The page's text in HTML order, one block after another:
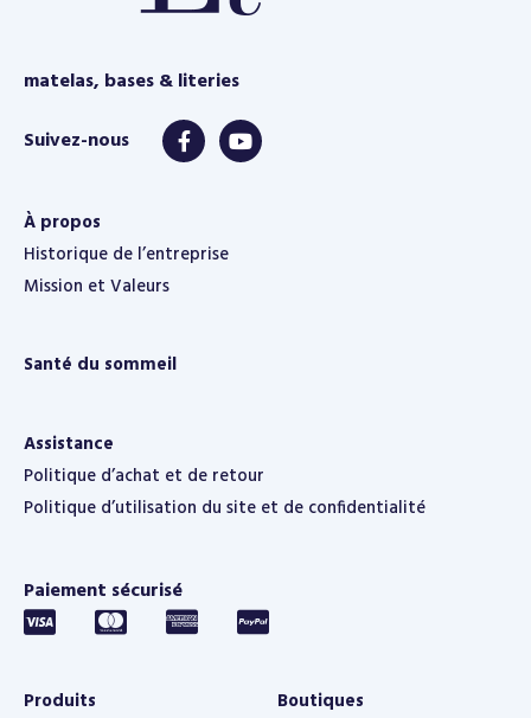
matelas, bases & literies
À propos
Historique de l’entreprise
Mission et Valeurs
Santé du sommeil
Assistance
Politique d’achat et de retour
Politique d’utilisation du site et de confidentialité
Paiement sécurisé
Produits
Boutiques